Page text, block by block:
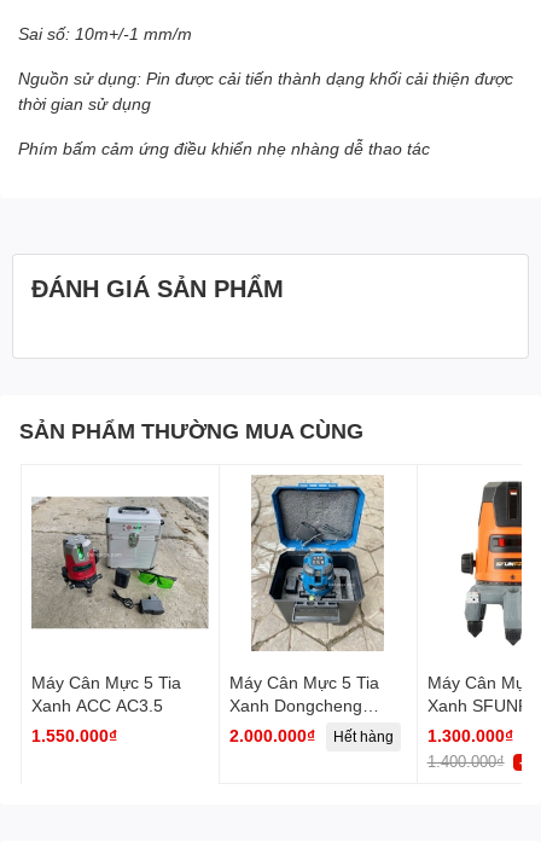
Sai số: 10m+/-1 mm/m
Nguồn sử dụng: Pin được cải tiến thành dạng khối cải thiện được
thời gian sử dụng
Phím bấm cảm ứng điều khiển nhẹ nhàng dễ thao tác
ĐÁNH GIÁ SẢN PHẨM
SẢN PHẨM THƯỜNG MUA CÙNG
Máy Cân Mực 5 Tia
Xanh ACC AC3.5
1.550.000₫
Máy Cân Mực 5 Tia
Xanh Dongcheng
FF09-41
2.000.000₫ Hết hàng
Máy Cân Mực
Xanh
SF6605 tặng
inox
1.300.000₫
1.400.000₫ -